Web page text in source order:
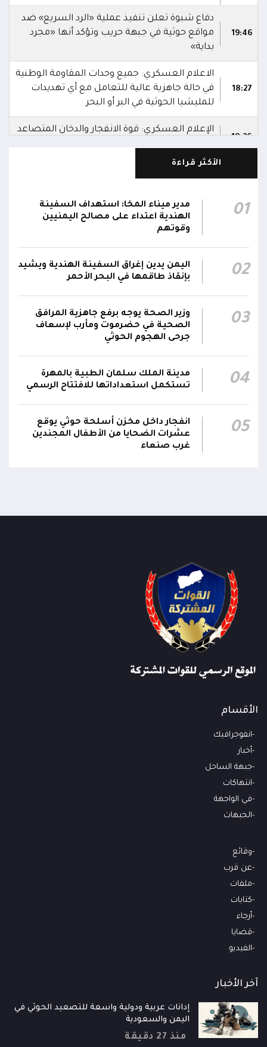
19:46
دفاع شبوة تعلن تنفيذ عملية «الرد السريع» ضد
مواقع حوثية في جبهة حريب وتؤكد أنها «مجرد
بداية»
18:27
الاعلام العسكري: جميع وحدات المقاومة الوطنية
في حالة جاهزية عالية للتعامل مع أي تهديدات
للمليشيا الحوثية في البر أو البحر
18:26
الإعلام العسكري: قوة الانفجار والدخان المتصاعد
المحظورة المقابلة لمحطة كهرباء المخا قبل أن
تتعامل معه بالسلاح المناسب وتدمره
18:25
سفينة نفطية قبالة محطة كهرباء المخا باستخدام
زورق مفخخ
18:13
المقاومة الوطنية تدمر زورقاً حوثياً مفخخاً حاول
استهداف سفينة نفطية بالقرب من محطة
الكهرباء بالمخا
الأكثر قراءة
01
مدير ميناء المخا: استهداف السفينة
الهندية اعتداء على مصالح اليمنيين
وقوتهم
02
اليمن يدين إغراق السفينة الهندية ويشيد
بإنقاذ طاقمها في البحر الأحمر
03
وزير الصحة يوجه برفع جاهزية المرافق
الصحية في حضرموت ومأرب لإسعاف
جرحى الهجوم الحوثي
04
مدينة الملك سلمان الطبية بالمهرة
تستكمل استعداداتها للافتتاح الرسمي
05
انفجار داخل مخزن أسلحة حوثي يوقع
عشرات الضحايا من الأطفال المجندين
غرب صنعاء
الأقسام
انفوجرافيك
أخبار
جبهة الساحل
انتهاكات
في الواجهة
الجبهات
وقائع
عن قرب
ملفات
كتابات
أرجاء
قضايا
الفيديو
آخر الأخبار
إدانات عربية ودولية واسعة للتصعيد الحوثي في
اليمن والسعودية
منذ 27 دقيقة